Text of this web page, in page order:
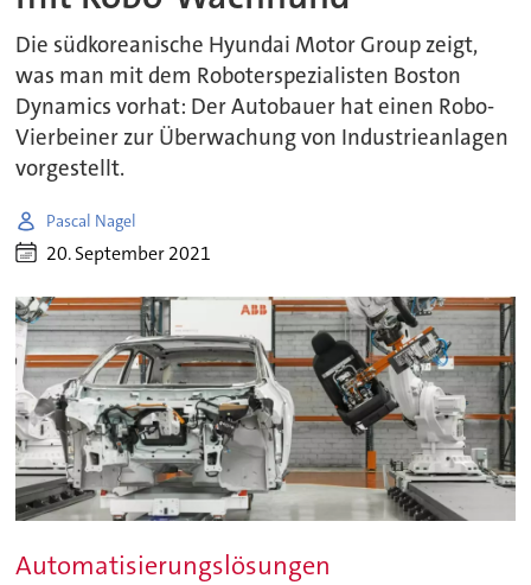
Die südkoreanische Hyundai Motor Group zeigt,
was man mit dem Roboterspezialisten Boston
Dynamics vorhat: Der Autobauer hat einen Robo-
Vierbeiner zur Überwachung von Industrieanlagen
vorgestellt.
Pascal Nagel
20. September 2021
Automatisierungslösungen